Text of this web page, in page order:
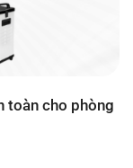
toàn cho phòng